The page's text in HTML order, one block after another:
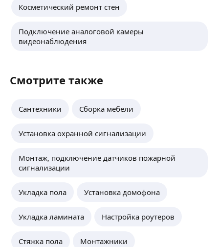
Косметический ремонт стен
Подключение аналоговой камеры
видеонаблюдения
Смотрите также
Сантехники Сборка мебели
Установка охранной сигнализации
Монтаж, подключение датчиков пожарной
сигнализации
Укладка пола Установка домофона
Укладка ламината Настройка роутеров
Стяжка пола Монтажники